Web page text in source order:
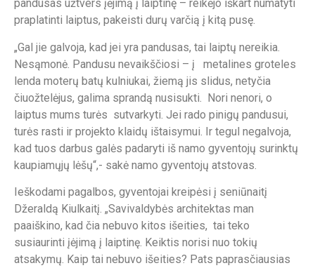
pandusas užtvers įėjimą į laiptinę – reikėjo iškart numatyti
praplatinti laiptus, pakeisti durų varčią į kitą pusę.
„Gal jie galvoja, kad jei yra pandusas, tai laiptų nereikia.
Nesąmonė. Pandusu nevaikščiosi – į metalines groteles
lenda moterų batų kulniukai, žiemą jis slidus, netyčia
čiuožtelėjus, galima sprandą nusisukti. Nori nenori, o
laiptus mums turės sutvarkyti. Jei rado pinigų pandusui,
turės rasti ir projekto klaidų ištaisymui. Ir tegul negalvoja,
kad tuos darbus galės padaryti iš namo gyventojų surinktų
kaupiamųjų lėšų“,- sakė namo gyventojų atstovas.
Ieškodami pagalbos, gyventojai kreipėsi į seniūnaitį
Džeraldą Kiulkaitį. „Savivaldybės architektas man
paaiškino, kad čia nebuvo kitos išeities, tai teko
susiaurinti įėjimą į laiptinę. Keiktis norisi nuo tokių
atsakymų. Kaip tai nebuvo išeities? Pats paprasčiausias